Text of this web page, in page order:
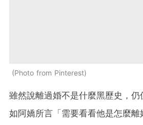
Photo from Pinterest
雖然說離過婚不是什麼黑歷史，
如阿嬌所言「需要看看他是怎麼